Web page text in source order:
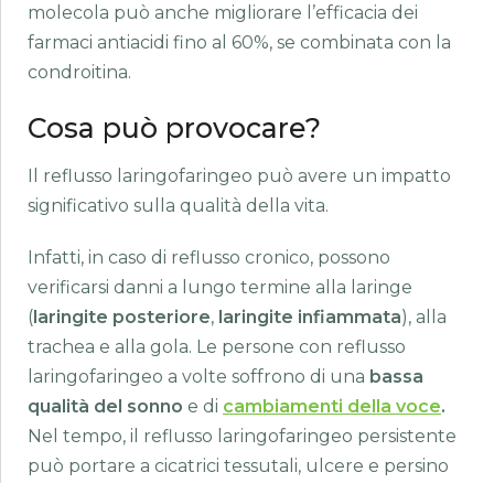
molecola può anche migliorare l’efficacia dei
farmaci antiacidi fino al 60%, se combinata con la
condroitina.
Cosa può provocare?
Il reflusso laringofaringeo può avere un impatto
significativo sulla qualità della vita.
Infatti, in caso di reflusso cronico, possono
verificarsi danni a lungo termine alla laringe
(laringite posteriore, laringite infiammata), alla
trachea e alla gola. Le persone con reflusso
laringofaringeo a volte soffrono di una bassa
qualità del sonno e di cambiamenti della voce.
Nel tempo, il reflusso laringofaringeo persistente
può portare a cicatrici tessutali, ulcere e persino